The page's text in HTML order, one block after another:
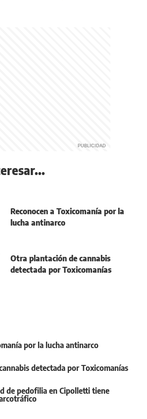
Reconocen a Toxicomanía por la
lucha antinarco
Otra plantación de cannabis
detectada por Toxicomanías
por la lucha antinarco
detectada por Toxicomanías
de pedofilia en Cipolletti tiene